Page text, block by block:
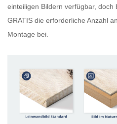
einteiligen Bildern verfügbar, doch
GRATIS die erforderliche Anzahl
Montage bei.